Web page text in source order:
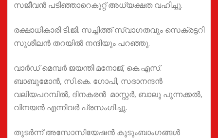
സജീവൻ പടിഞ്ഞാറെകുറ്റ് അധ്യക്ഷത വഹിച്ചു.
രക്ഷാധികാരി ടി.ജി. സച്ചിത്ത് സ്വാഗതവും സെക്രട്ടറി
സുശീലൻ തറയിൽ നന്ദിയും പറഞ്ഞു.
വാർഡ് മെമ്പർ ജയന്തി മനോജ്, കെ.എസ്.
ബാബുമോൻ, സി.കെ. ഗോപി, സദാനന്ദൻ
വലിയപറമ്പിൽ, ദിനകരൻ മാസ്റ്റർ, ബാലു പുന്നക്കൽ,
വിനയൻ എന്നിവർ പ്രസംഗിച്ചു.
തുടർന്ന് അസോസിയേഷൻ കുടുംബാംഗങ്ങൾ